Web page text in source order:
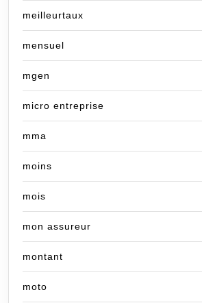
meilleurtaux
mensuel
mgen
micro entreprise
mma
moins
mois
mon assureur
montant
moto